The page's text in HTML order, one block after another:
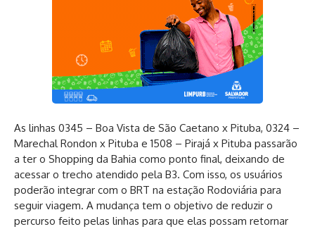
As linhas 0345 – Boa Vista de São Caetano x Pituba, 0324 –
Marechal Rondon x Pituba e 1508 – Pirajá x Pituba passarão
a ter o Shopping da Bahia como ponto final, deixando de
acessar o trecho atendido pela B3. Com isso, os usuários
poderão integrar com o BRT na estação Rodoviária para
seguir viagem. A mudança tem o objetivo de reduzir o
percurso feito pelas linhas para que elas possam retornar